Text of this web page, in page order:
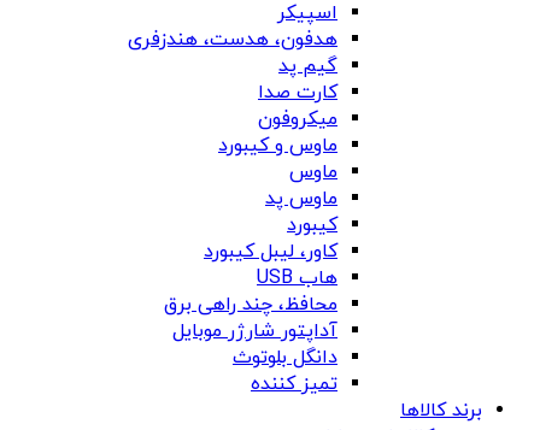
اسپیکر
هدفون، هدست، هندزفری
گیم پد
کارت صدا
میکروفون
ماوس و کیبورد
ماوس
ماوس پد
کیبورد
کاور، لیبل کیبورد
هاب USB
محافظ، چند راهی برق
آداپتور شارژر موبایل
دانگل بلوتوث
تمیز کننده
برند کالاها